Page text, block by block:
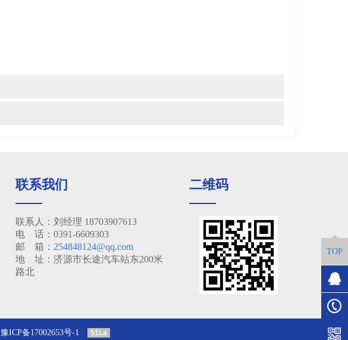
联系我们
联系人：刘经理 18703907613
电 话：0391-6609303
邮 箱： 254848124@qq.com
地 址：济源市长途汽车站东200米
路北
二维码
豫ICP备17002653号-1 51La
TOP